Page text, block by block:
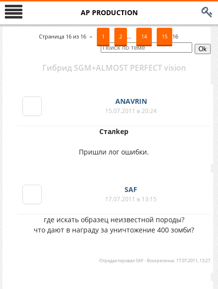
AP PRODUCTION
Страница 16из 16 « 1 2 … 14 15 16
Гибрид SGM+ALMOST PERFECT vision
ANAVRIN
15.07.2011 в 20:24
Сталkep
Пришли лог ошибки.
SAF
17.07.2011 в 13:15
где искать образец неизвестной породы?
что дают в награду за уничтожение 400 зомби?
ОтредактировалSAF- Воскресенье, 17.07.2011, 13:27